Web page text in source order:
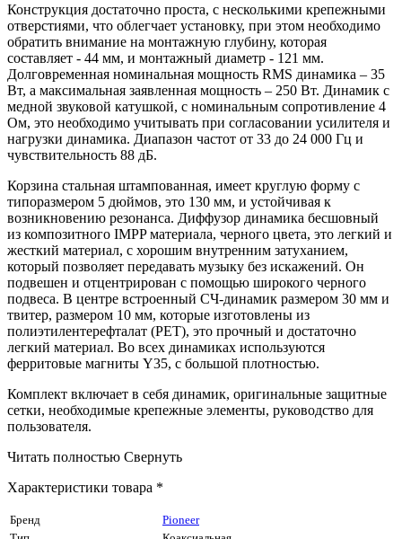
Конструкция достаточно проста, с несколькими крепежными
отверстиями, что облегчает установку, при этом необходимо
обратить внимание на монтажную глубину, которая
составляет - 44 мм, и монтажный диаметр - 121 мм.
Долговременная номинальная мощность RMS динамика – 35
Вт, а максимальная заявленная мощность – 250 Вт. Динамик с
медной звуковой катушкой, с номинальным сопротивление 4
Ом, это необходимо учитывать при согласовании усилителя и
нагрузки динамика. Диапазон частот от 33 до 24 000 Гц и
чувствительность 88 дБ.
Корзина стальная штампованная, имеет круглую форму с
типоразмером 5 дюймов, это 130 мм, и устойчивая к
возникновению резонанса. Диффузор динамика бесшовный
из композитного IMPP материала, черного цвета, это легкий и
жесткий материал, с хорошим внутренним затуханием,
который позволяет передавать музыку без искажений. Он
подвешен и отцентрирован с помощью широкого черного
подвеса. В центре встроенный СЧ-динамик размером 30 мм и
твитер, размером 10 мм, которые изготовлены из
полиэтилентерефталат (PET), это прочный и достаточно
легкий материал. Во всех динамиках используются
ферритовые магниты Y35, с большой плотностью.
Комплект включает в себя динамик, оригинальные защитные
сетки, необходимые крепежные элементы, руководство для
пользователя.
Читать полностью Свернуть
Характеристики товара *
Бренд
Pioneer